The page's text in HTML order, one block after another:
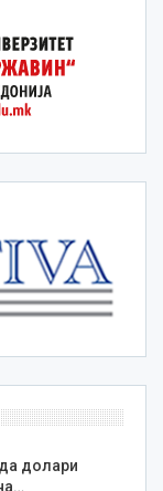
долари